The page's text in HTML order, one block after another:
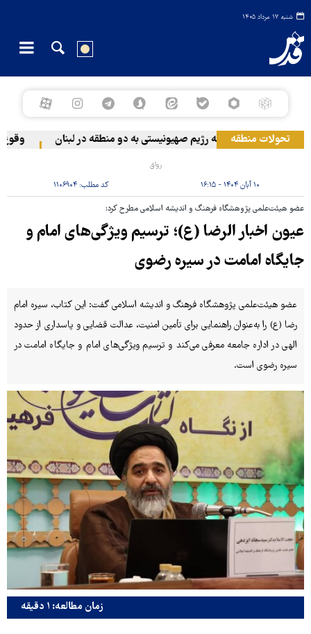
شنبه ۱۷ مرداد ۱۴۰۵
تحولات منطقهحمله رژیم صهیونیستی به دو منطقه در لبنان وقوع
رواق
۱۰ آبان ۱۴۰۴ - ۱۶:۱۵ کد مطلب: ۱۱۰۶۹۰۴
عضو هیئت‌علمی پژوهشگاه فرهنگ و اندیشه اسلامی مطرح کرد:
عیون اخبار الرضا (ع)؛ ترسیم ویژگی‌های امام و
جایگاه امامت در سیره رضوی
عضو هیئت‌علمی پژوهشگاه فرهنگ و اندیشه اسلامی گفت: این کتاب، سیره امام
رضا (ع) را به‌عنوان راهنمایی برای تأمین امنیت، عدالت قضایی و پاسداری از حدود
الهی در اداره جامعه معرفی می‌کند و ترسیم ویژگی‌های امام و جایگاه امامت در
سیره رضوی است.
زمان مطالعه: ۱ دقیقه